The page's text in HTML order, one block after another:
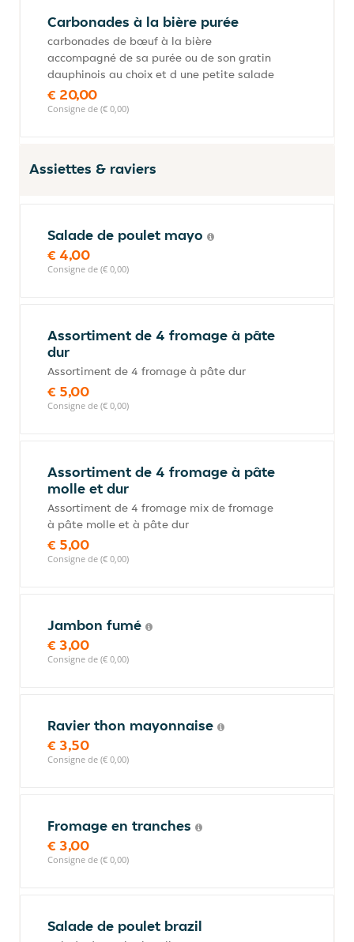
Carbonades à la bière purée
carbonades de bœuf à la bière
accompagné de sa purée ou de son gratin
dauphinois au choix et d une petite salade
€ 20,00
Consigne de (€ 0,00)
Assiettes & raviers
Salade de poulet mayo
€ 4,00
Consigne de (€ 0,00)
Assortiment de 4 fromage à pâte
dur
Assortiment de 4 fromage à pâte dur
€ 5,00
Consigne de (€ 0,00)
Assortiment de 4 fromage à pâte
molle et dur
Assortiment de 4 fromage mix de fromage
à pâte molle et à pâte dur
€ 5,00
Consigne de (€ 0,00)
Jambon fumé
€ 3,00
Consigne de (€ 0,00)
Ravier thon mayonnaise
€ 3,50
Consigne de (€ 0,00)
Fromage en tranches
€ 3,00
Consigne de (€ 0,00)
Salade de poulet brazil